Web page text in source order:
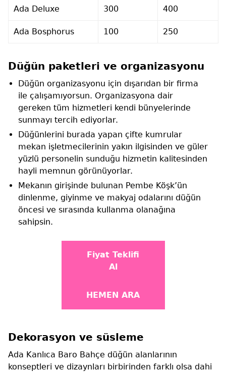
Ada Deluxe 300 400
Ada Bosphorus 100 250
Düğün paketleri ve organizasyonu
Düğün organizasyonu için dışarıdan bir firma
ile çalışamıyorsun. Organizasyona dair
gereken tüm hizmetleri kendi bünyelerinde
sunmayı tercih ediyorlar.
Düğünlerini burada yapan çifte kumrular
mekan işletmecilerinin yakın ilgisinden ve güler
yüzlü personelin sunduğu hizmetin kalitesinden
hayli memnun görünüyorlar.
Mekanın girişinde bulunan Pembe Köşk’ün
dinlenme, giyinme ve makyaj odalarını düğün
öncesi ve sırasında kullanma olanağına
sahipsin.
Fiyat Teklifi
Al
HEMEN ARA
Dekorasyon ve süsleme
Ada Kanlıca Baro Bahçe düğün alanlarının
konseptleri ve dizaynları birbirinden farklı olsa dahi